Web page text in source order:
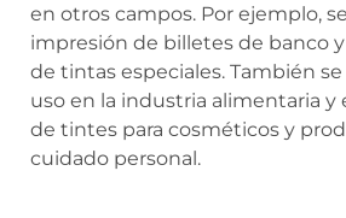
en otros campos. Por ejemplo,
impresión de billetes de banco
de tintas especiales. También
uso en la industria alimentaria y
de tintes para cosméticos y
cuidado personal.